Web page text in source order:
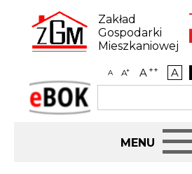
content
Zakład
Gospodarki
Mieszkaniowej
A A+ A++ A
eBOK
Search